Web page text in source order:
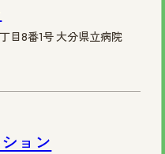
目8番1号 大分県立病院
ョン